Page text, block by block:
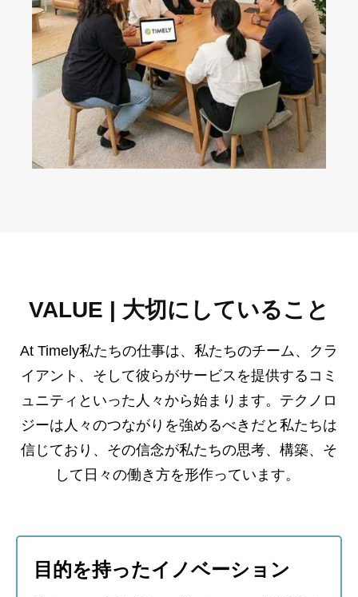
VALUE | 大切にしていること
At Timely私たちの仕事は、私たちのチーム、クラ
イアント、そして彼らがサービスを提供するコミ
ュニティといった人々から始まります。テクノロ
ジーは人々のつながりを強めるべきだと私たちは
信じており、その信念が私たちの思考、構築、そ
して日々の働き方を形作っています。
目的を持ったイノベーション